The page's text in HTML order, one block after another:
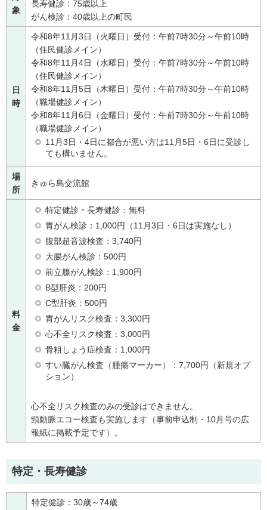
象
長寿健診：75歳以上
がん検診：40歳以上の町民
日
時
令和8年11月3日（火曜日）受付：午前7時30分～午前10時
（住民健診メイン）
令和8年11月4日（水曜日）受付：午前7時30分～午前10時
（住民健診メイン）
令和8年11月5日（木曜日）受付：午前7時30分～午前10時
（職場健診メイン）
令和8年11月6日（金曜日）受付：午前7時30分～午前10時
（職場健診メイン）
11月3日・4日に都合が悪い方は11月5日・6日に受診し
ても構いません。
場
所
きゅら島交流館
料
金
特定健診・長寿健診：無料
胃がん検診：1,000円（11月3日・6日は実施なし）
腹部超音波検査：3,740円
大腸がん検診：500円
前立腺がん検診：1,900円
B型肝炎：200円
C型肝炎：500円
胃がんリスク検査：3,300円
心不全リスク検査：3,000円
骨粗しょう症検査：1,000円
すい臓がん検査（腫瘍マーカー）：7,700円（新規オプ
ション）
心不全リスク検査のみの受診はできません。
頸動脈エコー検査も実施します（事前申込制・10月号の広
報紙に掲載予定です）。
特定・長寿健診
特定健診：30歳～74歳